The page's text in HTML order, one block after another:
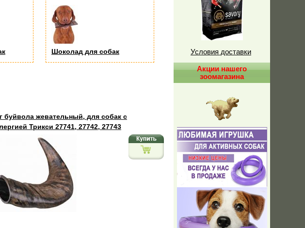
Шоколад для собак
буйвола жевательный, для собак с
Трикси 27741, 27742, 27743
Условия доставки
Акции нашего
зоомагазина